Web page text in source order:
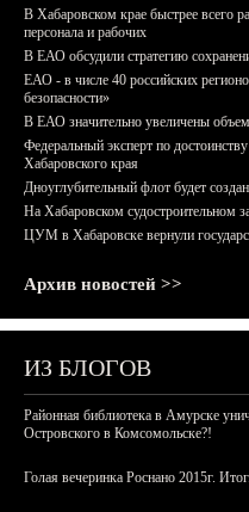
В Хабаровском крае быстрее всего
персонала и рабочих
В ЕАО обсудили стратегию
ЕАО - в числе 40 российских
безопасности»
В ЕАО значительно увеличены
Федеральный эксперт по
Хабаровского края
Дноуглубительный флот будет
На Хабаровском судостроительном
ЦУМ в Хабаровске вернули
Архив новостей >>
ИЗ БЛОГОВ
Районная библиотека в Амурске
Островского в Комсомольске?!
Голая вечеринка Роснано 2015г. Итог.